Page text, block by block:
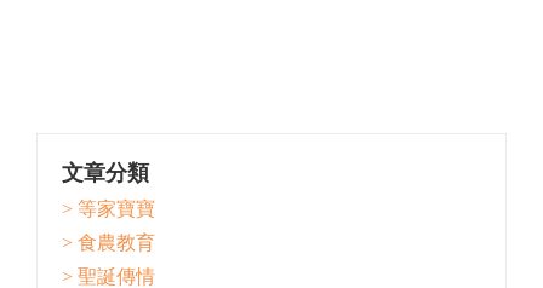
文章分類
> 等家寶寶
> 食農教育
> 聖誕傳情